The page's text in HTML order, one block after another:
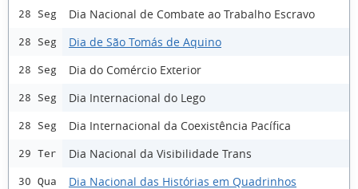
28 Seg Dia Nacional de Combate ao Trabalho Escravo
28 Seg Dia de São Tomás de Aquino
28 Seg Dia do Comércio Exterior
28 Seg Dia Internacional do Lego
28 Seg Dia Internacional da Coexistência Pacífica
29 Ter Dia Nacional da Visibilidade Trans
30 Qua Dia Nacional das Histórias em Quadrinhos